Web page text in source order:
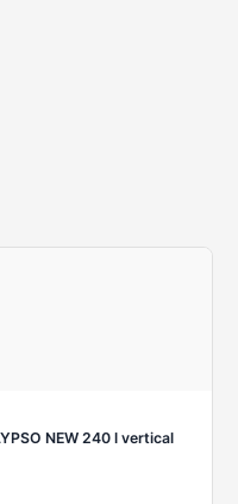
NEW 240 l vertical